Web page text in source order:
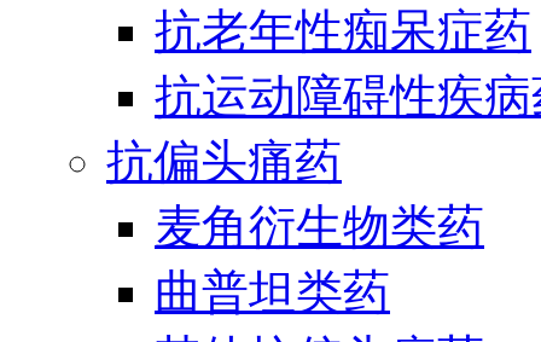
抗老年性痴呆症药
抗运动障碍性疾
抗偏头痛药
麦角衍生物类药
曲普坦类药